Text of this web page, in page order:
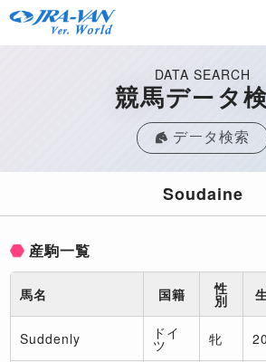
DATA SEARCH
競馬データ
データ検索
Soudaine
産駒一覧
馬名 国籍 性
別
Suddenly ドイ
ツ 牝